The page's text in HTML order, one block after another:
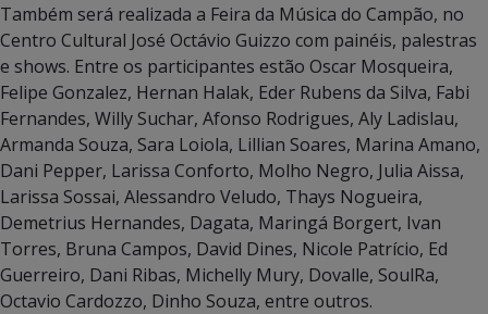
Também será realizada a Feira da Música do Campão, no
Centro Cultural José Octávio Guizzo com painéis, palestras
e shows. Entre os participantes estão Oscar Mosqueira,
Felipe Gonzalez, Hernan Halak, Eder Rubens da Silva, Fabi
Fernandes, Willy Suchar, Afonso Rodrigues, Aly Ladislau,
Armanda Souza, Sara Loiola, Lillian Soares, Marina Amano,
Dani Pepper, Larissa Conforto, Molho Negro, Julia Aissa,
Larissa Sossai, Alessandro Veludo, Thays Nogueira,
Demetrius Hernandes, Dagata, Maringá Borgert, Ivan
Torres, Bruna Campos, David Dines, Nicole Patrício, Ed
Guerreiro, Dani Ribas, Michelly Mury, Dovalle, SoulRa,
Octavio Cardozzo, Dinho Souza, entre outros.